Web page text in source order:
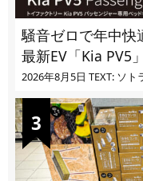
騒音ゼロで年中
最新EV「Kia PV5
2026年8月5日 TEXT: ソト